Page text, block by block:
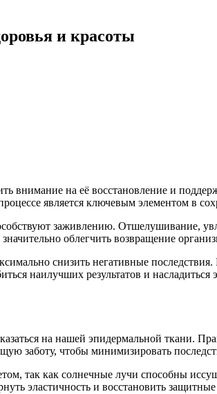
и красоты
внимание на её восстановление и
является ключевым элементом в
заживлению. Отшелушивание,
облегчить возвращение
снизить негативные
наилучших результатов и насладиться
на нашей эпидермальной ткани.
заботу, чтобы минимизировать
так как солнечные лучи способны
эластичность и восстановить